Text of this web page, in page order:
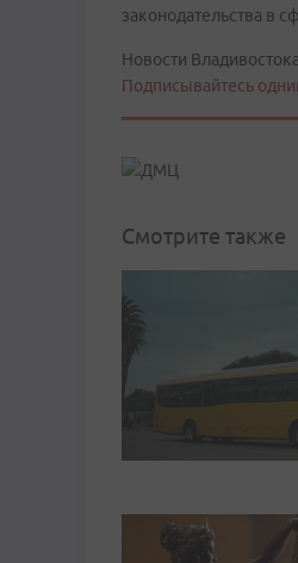
законодательства в
Новости
Подписывайтесь
Смотрите также